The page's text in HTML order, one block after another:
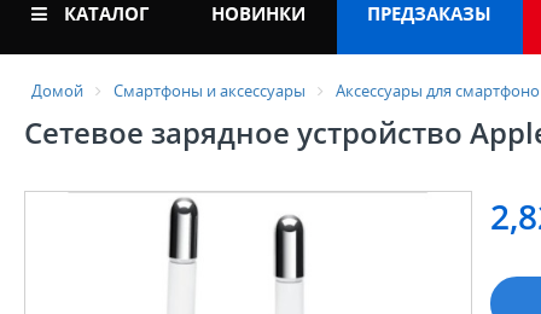
КАТАЛОГ НОВИНКИ ПРЕДЗАКАЗЫ
Домой Смартфоны и аксессуары Аксессуары для
Сетевое зарядное устройство